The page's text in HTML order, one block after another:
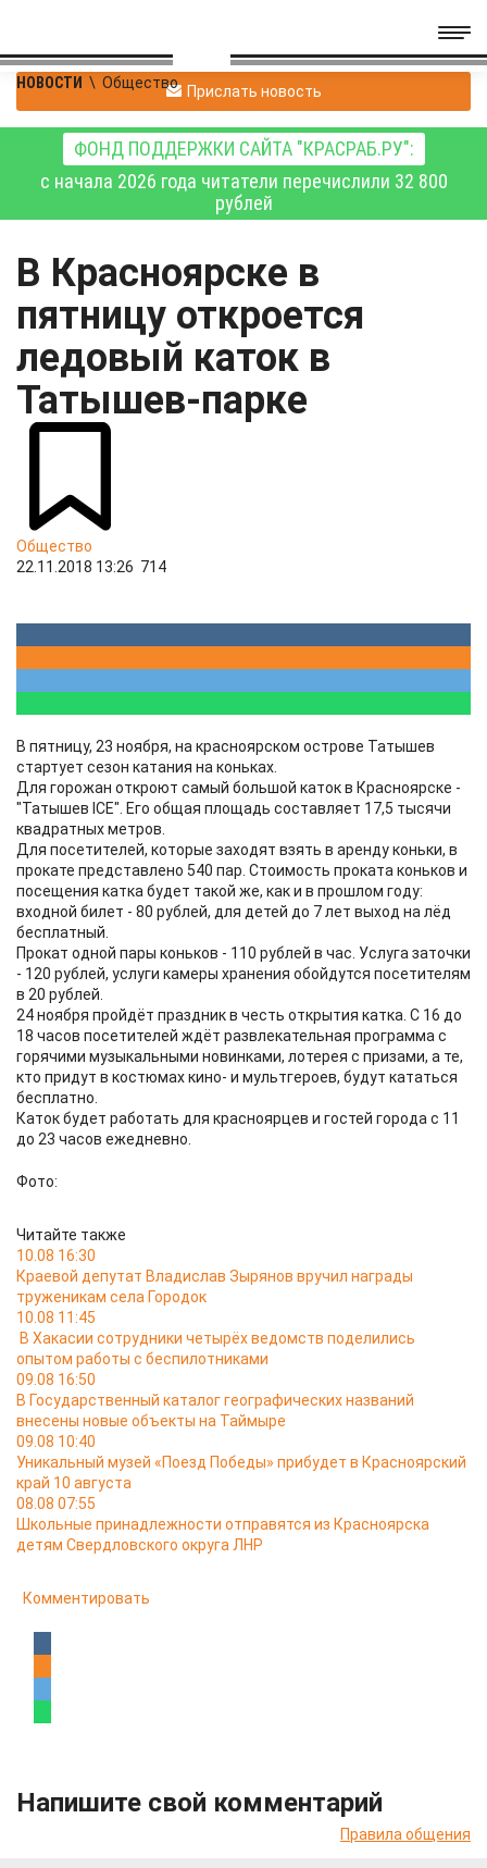
НОВОСТИ \ Общество Прислать новость
ФОНД ПОДДЕРЖКИ САЙТА "КРАСРАБ.РУ":
с начала 2026 года читатели перечислили 32 800
рублей
В Красноярске в
пятницу откроется
ледовый каток в
Татышев-парке
Общество
22.11.2018 13:26 714
В пятницу, 23 ноября, на красноярском острове Татышев
стартует сезон катания на коньках.
Для горожан откроют самый большой каток в Красноярске -
"Татышев ICE". Его общая площадь составляет 17,5 тысячи
квадратных метров.
Для посетителей, которые заходят взять в аренду коньки, в
прокате представлено 540 пар. Стоимость проката коньков и
посещения катка будет такой же, как и в прошлом году:
входной билет - 80 рублей, для детей до 7 лет выход на лёд
бесплатный.
Прокат одной пары коньков - 110 рублей в час. Услуга заточки
- 120 рублей, услуги камеры хранения обойдутся посетителям
в 20 рублей.
24 ноября пройдёт праздник в честь открытия катка. С 16 до
18 часов посетителей ждёт развлекательная программа с
горячими музыкальными новинками, лотерея с призами, а те,
кто придут в костюмах кино- и мультгероев, будут кататься
бесплатно.
Каток будет работать для красноярцев и гостей города с 11
до 23 часов ежедневно.
Фото:
Читайте также
10.08 16:30
Краевой депутат Владислав Зырянов вручил награды
труженикам села Городок
10.08 11:45
В Хакасии сотрудники четырёх ведомств поделились
опытом работы с беспилотниками
09.08 16:50
В Государственный каталог географических названий
внесены новые объекты на Таймыре
09.08 10:40
Уникальный музей «Поезд Победы» прибудет в Красноярский
край 10 августа
08.08 07:55
Школьные принадлежности отправятся из Красноярска
детям Свердловского округа ЛНР
Комментировать
Напишите свой комментарий
Правила общения